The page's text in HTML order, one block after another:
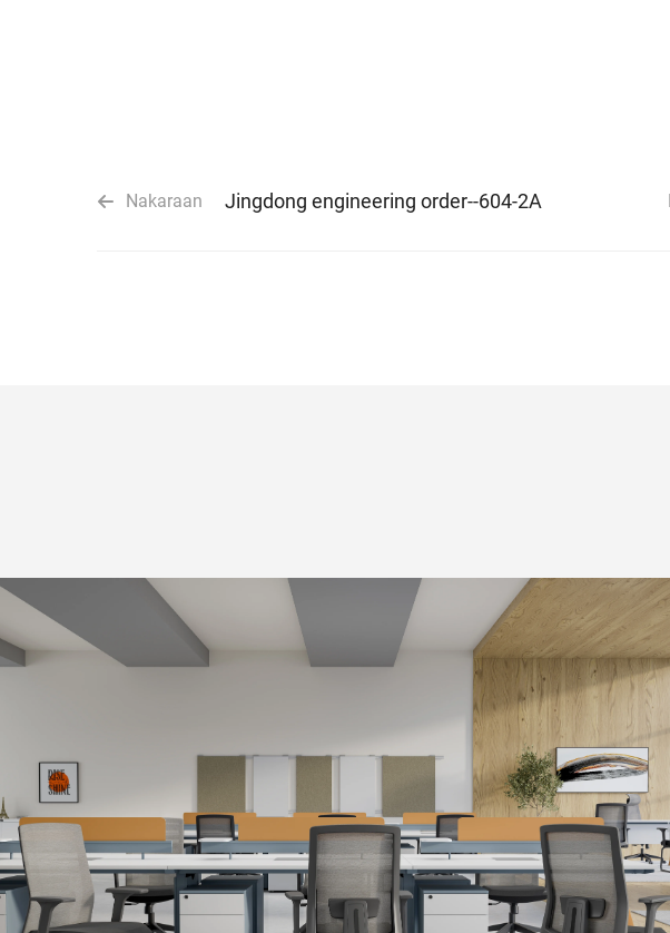
Nakaraan Jingdong engineering order--604-2A